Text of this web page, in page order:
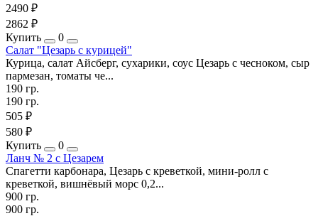
2490 ₽
2862 ₽
Купить
0
Салат "Цезарь с курицей"
Курица, салат Айсберг, сухарики, соус Цезарь с чесноком, сыр
пармезан, томаты че...
190 гр.
190 гр.
505 ₽
580 ₽
Купить
0
Ланч № 2 с Цезарем
Спагетти карбонара, Цезарь с креветкой, мини-ролл с
креветкой, вишнёвый морс 0,2...
900 гр.
900 гр.